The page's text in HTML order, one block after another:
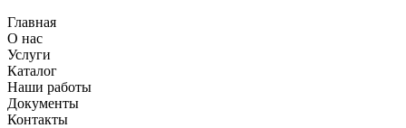
Главная
О нас
Услуги
Каталог
Наши работы
Документы
Контакты